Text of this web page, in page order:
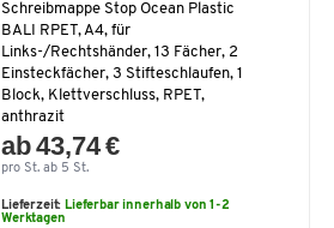
Schreibmappe Stop Ocean Plastic
BALI RPET, A4, für
Links-/Rechtshänder, 13 Fächer, 2
Einsteckfächer, 3 Stifteschlaufen, 1
Block, Klettverschluss, RPET,
anthrazit
ab 43,74 €
pro St. ab 5 St.
Lieferzeit: Lieferbar innerhalb von 1-2
Werktagen